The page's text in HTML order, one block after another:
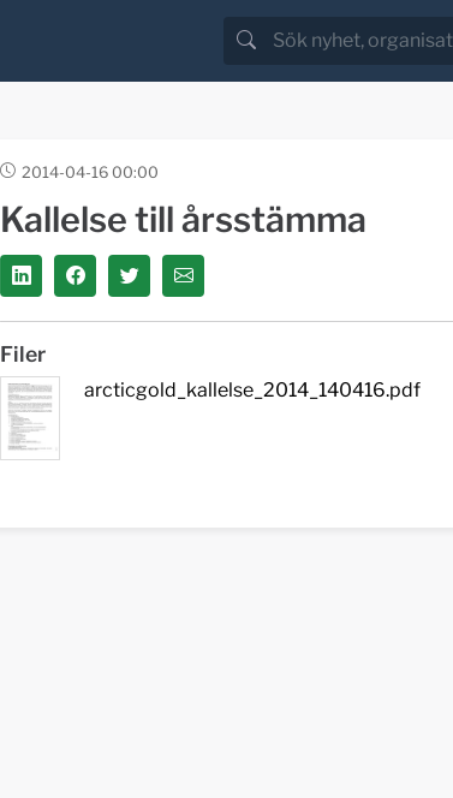
2014-04-16 00:00
Kallelse till årsstämma
Filer
arcticgold_kallelse_2014_140416.pdf